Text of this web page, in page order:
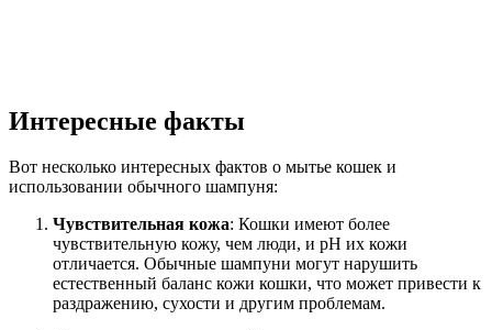
Интересные факты
Вот несколько интересных фактов о мытье кошек и
использовании обычного шампуня:
Чувствительная кожа: Кошки имеют более
чувствительную кожу, чем люди, и pH их кожи
отличается. Обычные шампуни могут нарушить
естественный баланс кожи кошки, что может привести к
раздражению, сухости и другим проблемам.